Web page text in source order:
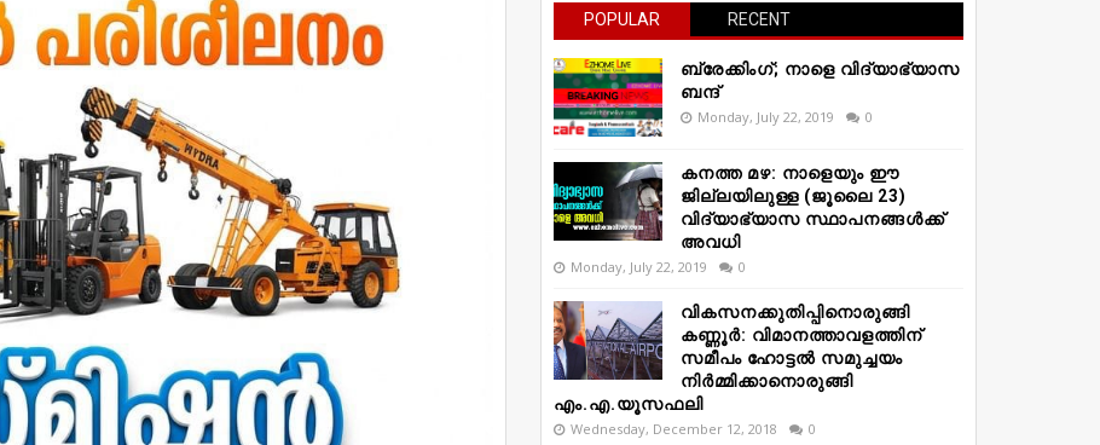
POPULAR RECENT
ബ്രേക്കിംഗ്; നാളെ വിദ്യാഭ്യാസ
ബന്ദ്
Monday, July 22, 2019 0
കനത്ത മഴ: നാളെയും ഈ
ജില്ലയിലുള്ള (ജൂലൈ 23)
വിദ്യാഭ്യാസ സ്ഥാപനങ്ങൾക്ക്
അവധി
Monday, July 22, 2019 0
വികസനക്കുതിപ്പിനൊരുങ്ങി
കണ്ണൂർ: വിമാനത്താവളത്തിന്
സമീപം ഹോട്ടൽ സമുച്ചയം
നിർമ്മിക്കാനൊരുങ്ങി
എം.എ.യൂസഫലി
Wednesday, December 12, 2018 0